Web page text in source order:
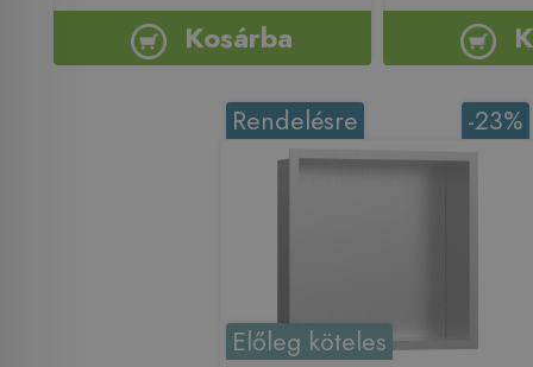
Kosárba
-23%
Rendelésre
Előleg köteles